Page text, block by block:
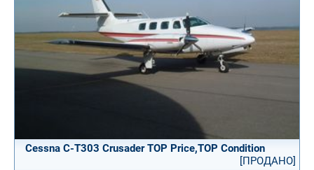
Cessna C-T303 Crusader TOP Price,TOP Condition
[ПРОДАНО]